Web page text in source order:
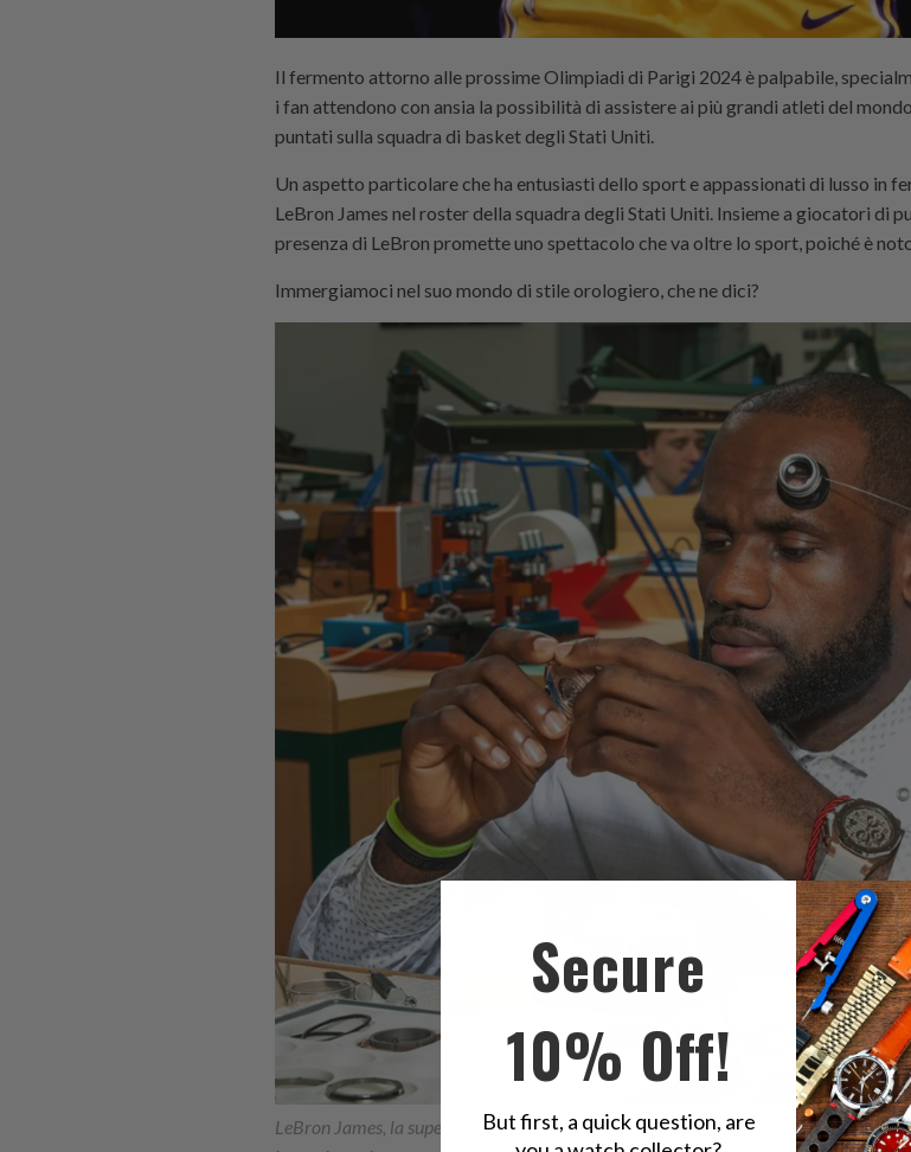
Il fermento attorno alle prossime Olimpiadi di Parigi 2024 è palpabile,
i fan attendono con ansia la possibilità di assistere ai più grandi atleti del
puntati sulla squadra di basket degli Stati Uniti.
Un aspetto particolare che ha entusiasti dello sport e appassionati di lusso in
LeBron James nel roster della squadra degli Stati Uniti. Insieme a giocatori di
presenza di LeBron promette uno spettacolo che va oltre lo sport, poiché è
Immergiamoci nel suo mondo di stile orologiero, che ne dici?
LeBron James, la superstar della NBA, sta facendo slam dunk nel suo gioco di
Secure
10% Off!
But first, a quick question, are